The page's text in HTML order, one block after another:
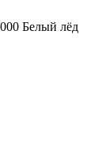
Белый лёд